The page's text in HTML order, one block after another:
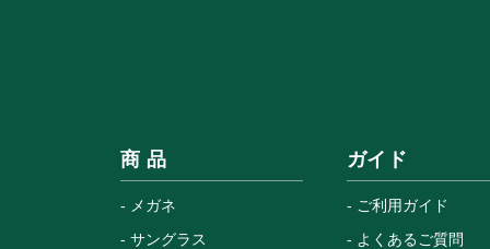
商 品
メガネ
サングラス
ガイド
ご利用ガイド
よくあるご質問